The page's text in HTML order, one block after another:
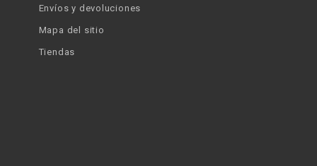
Envíos y devoluciones
Mapa del sitio
Tiendas